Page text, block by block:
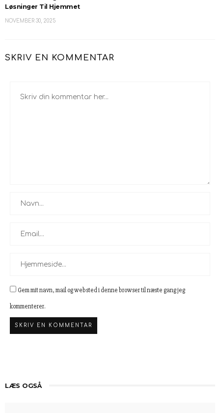
Løsninger Til Hjemmet
NOVEMBER 30, 2025
SKRIV EN KOMMENTAR
Gem mit navn, mail og websted i denne browser til næste gang jeg
kommenterer.
LÆS OGSÅ